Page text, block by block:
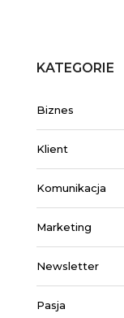
KATEGORIE
Biznes
Klient
Komunikacja
Marketing
Newsletter
Pasja